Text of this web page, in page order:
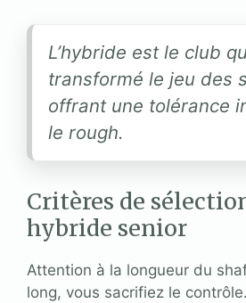
L’hybride est le club
transformé le jeu des
offrant une tolérance
le rough.
Critères de
hybride senior
Attention à la longueur du
long, vous sacrifiez le